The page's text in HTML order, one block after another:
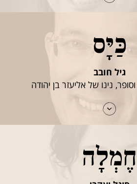
כַּיָּס
גיל חובב
נינו של אליעזר בן יהודה
חֶמְלָה